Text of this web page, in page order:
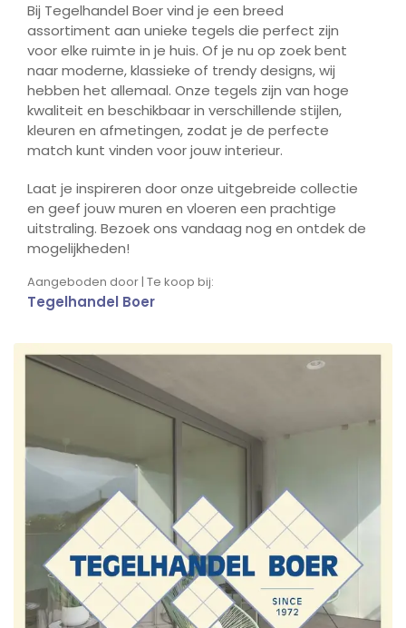
Bij Tegelhandel Boer vind je een breed
assortiment aan unieke tegels die perfect zijn
voor elke ruimte in je huis. Of je nu op zoek bent
naar moderne, klassieke of trendy designs, wij
hebben het allemaal. Onze tegels zijn van hoge
kwaliteit en beschikbaar in verschillende stijlen,
kleuren en afmetingen, zodat je de perfecte
match kunt vinden voor jouw interieur.
Laat je inspireren door onze uitgebreide collectie
en geef jouw muren en vloeren een prachtige
uitstraling. Bezoek ons vandaag nog en ontdek de
mogelijkheden!
Aangeboden door | Te koop bij:
Tegelhandel Boer